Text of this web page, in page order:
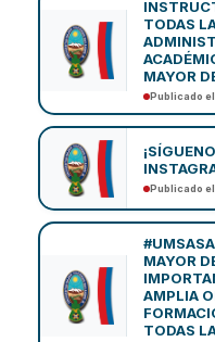
TODAS
MAYOR
Publicado el
Publicado
MAYOR
AMPLIA
TODAS